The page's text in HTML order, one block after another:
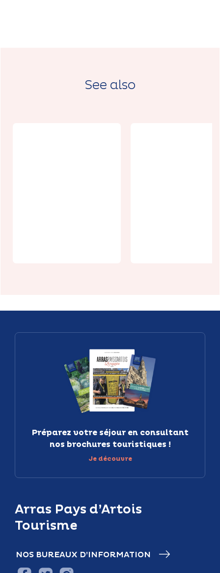
See also
Arras Pays d’Artois
Tourisme
NOS BUREAUX D’INFORMATION
Préparez votre séjour en consultant
nos brochures touristiques !
Je découvre